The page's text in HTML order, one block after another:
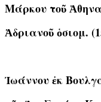
Μάρκου τοῦ
Ἀδριανοῦ ὁσιομ.
Ἰωάννου ἐκ